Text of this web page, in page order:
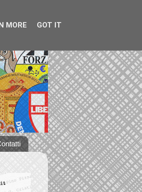
MORE GOT IT